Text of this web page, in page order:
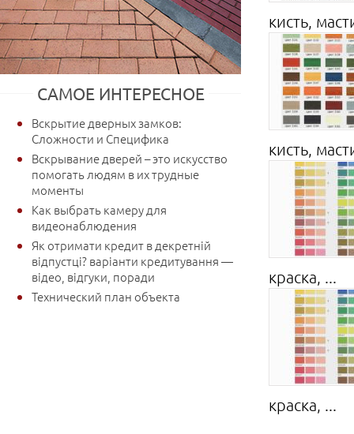
САМОЕ ИНТЕРЕСНОЕ
Вскрытие дверных замков:
Сложности и Специфика
Вскрывание дверей – это искусство
помогать людям в их трудные
моменты
Как выбрать камеру для
видеонаблюдения
Як отримати кредит в декретній
відпустці? варіанти кредитування —
відео, відгуки, поради
Технический план объекта
кисть,
кисть,
краска, ...
краска, ...